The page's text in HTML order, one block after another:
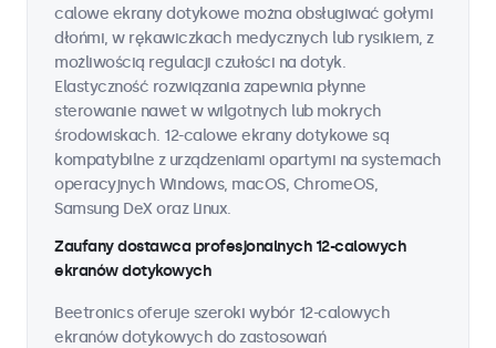
calowe ekrany dotykowe można obsługiwać gołymi
dłońmi, w rękawiczkach medycznych lub rysikiem, z
możliwością regulacji czułości na dotyk.
Elastyczność rozwiązania zapewnia płynne
sterowanie nawet w wilgotnych lub mokrych
środowiskach. 12-calowe ekrany dotykowe są
kompatybilne z urządzeniami opartymi na systemach
operacyjnych Windows, macOS, ChromeOS,
Samsung DeX oraz Linux.
Zaufany dostawca profesjonalnych 12-calowych
ekranów dotykowych
Beetronics oferuje szeroki wybór 12-calowych
ekranów dotykowych do zastosowań